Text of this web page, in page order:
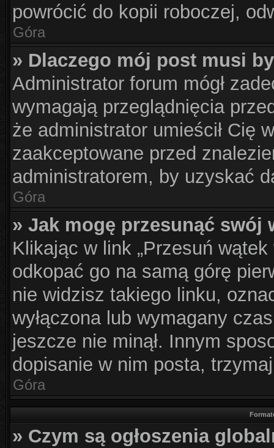
powrócić do kopii roboczej,
Góra
» Dlaczego mój post musi
Administrator forum mógł
wymagają przeglądnięcia
że administrator umieścił Cię
zaakceptowane przed
administratorem, by uzyskać
Góra
» Jak mogę przesunąć swój
Klikając w link „Przesuń
odkopać go na samą górę
nie widzisz takiego linku,
wyłączona lub wymagany
jeszcze nie minął. Innym
dopisanie w nim posta,
Góra
» Czym są ogłoszenia